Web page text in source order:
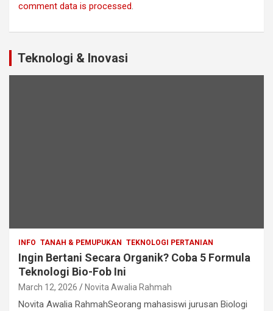
comment data is processed.
Teknologi & Inovasi
INFO TANAH & PEMUPUKAN TEKNOLOGI PERTANIAN
Ingin Bertani Secara Organik? Coba 5 Formula
Teknologi Bio-Fob Ini
March 12, 2026 Novita Awalia Rahmah
Novita Awalia RahmahSeorang mahasiswi jurusan Biologi